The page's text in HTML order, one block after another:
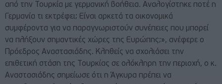
από την Τουρκία με γερμανική βοήθεια. Αναλογίστηκε ποτέ η
Γερμανία τι εκτρέφει; Είναι αρκετά τα οικονομικά
συμφέροντα για να παραγνωριστούν συνέπειες που μπορεί
να πλήξουν σημαντικές χώρες της Ευρώπης;», ανέφερε ο
Πρόεδρος Αναστασιάδης. Κληθείς να σχολιάσει την
επιθετική στάση της Τουρκίας σε ολόκληρη την περιοχή, ο κ.
Αναστασιάδης σημείωσε ότι η Άγκυρα πρέπει να